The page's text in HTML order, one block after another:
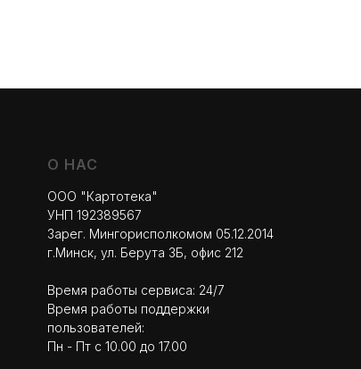
О НАС
ООО "Картотека"
УНП 192389567
Зарег. Мингорисполкомом 05.12.2014
г.Минск, ул. Берута 3Б, офис 212
Время работы сервиса: 24/7
Время работы поддержки
пользователей:
Пн - Пт с 10.00 до 17.00